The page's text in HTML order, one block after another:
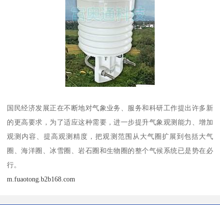
国民经济发展正在不断地对气象业务、服务和科研工作提出许多新
的更高要求，为了适应这种需要，进一步提升气象观测能力、增加
观测内容、提高观测精度，把观测范围从大气圈扩展到包括大气
圈、海洋圈、冰雪圈、岩石圈和生物圈的整个气候系统已是势在必
行。
m.fuaotong.b2b168.com